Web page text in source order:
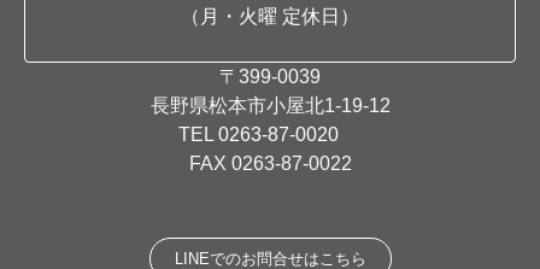
（月・火曜 定休日）
〒399-0039
長野県松本市小屋北1-19-12
TEL 0263-87-0020
FAX 0263-87-0022
LINEでのお問合せはこちら